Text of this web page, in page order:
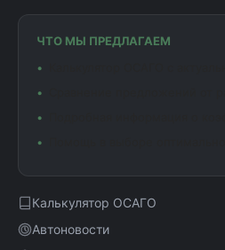
ЧТО МЫ ПРЕДЛАГАЕМ
Калькулятор ОСАГО
Автоновости